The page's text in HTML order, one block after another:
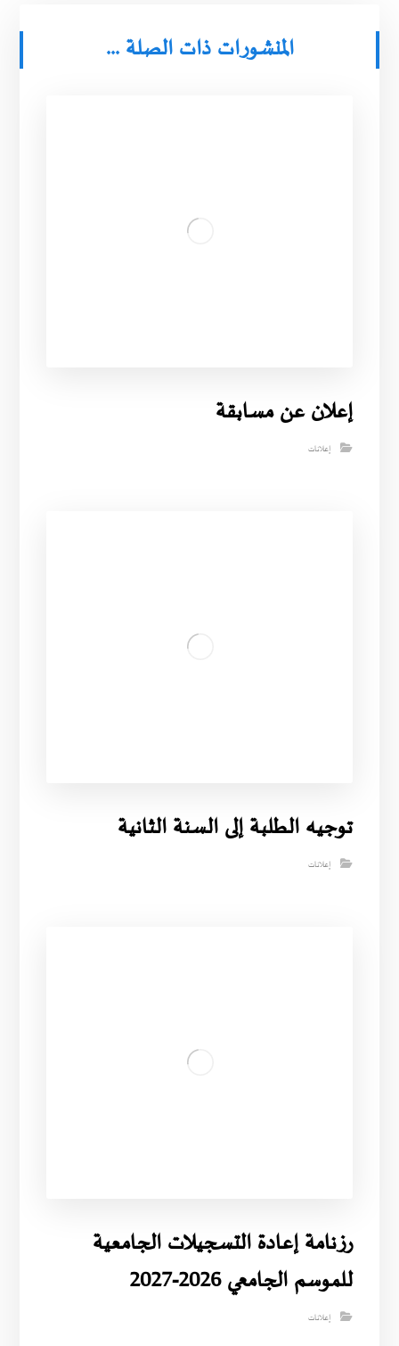
المنشورات ذات الصلة ...
إعلان عن مسابقة
إعلانات
توجيه الطلبة إلى السنة الثانية
إعلانات
رزنامة إعادة التسجيلات الجامعية
للموسم الجامعي 2026-2027
إعلانات